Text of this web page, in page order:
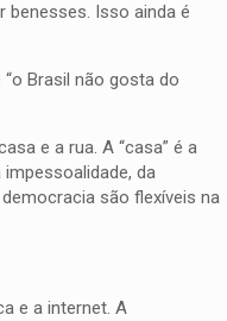
benesses. Isso ainda é
Brasil não gosta do
e a rua. A “casa” é a
da
são flexíveis na
e a internet. A